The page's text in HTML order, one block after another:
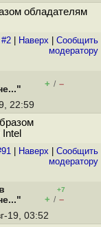
обладателям
Наверх
Cообщить
модератору
+ / –
22:59
Наверх
Cообщить
модератору
+7
+ / –
19, 03:52